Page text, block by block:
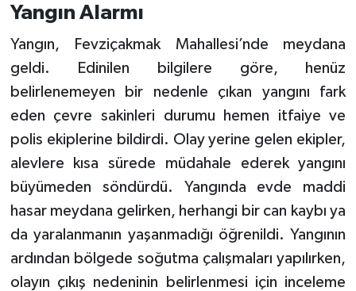
Yangın Alarmı
Yangın, Fevziçakmak Mahallesi’nde meydana
geldi. Edinilen bilgilere göre, henüz
belirlenemeyen bir nedenle çıkan yangını fark
eden çevre sakinleri durumu hemen itfaiye ve
polis ekiplerine bildirdi. Olay yerine gelen ekipler,
alevlere kısa sürede müdahale ederek yangını
büyümeden söndürdü. Yangında evde maddi
hasar meydana gelirken, herhangi bir can kaybı ya
da yaralanmanın yaşanmadığı öğrenildi. Yangının
ardından bölgede soğutma çalışmaları yapılırken,
olayın çıkış nedeninin belirlenmesi için inceleme